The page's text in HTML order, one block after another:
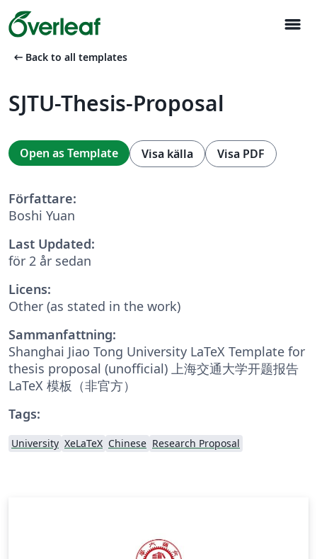
menu
arrow_left_alt Back to all templates
SJTU-Thesis-Proposal
Open as Template Visa källa Visa PDF
Författare:
Boshi Yuan
Last Updated:
för 2 år sedan
Licens:
Other (as stated in the work)
Sammanfattning:
Shanghai Jiao Tong University LaTeX Template for
thesis proposal (unofficial) 上海交通大学开题报告
LaTeX 模板（非官方）
Tags:
University XeLaTeX Chinese Research Proposal